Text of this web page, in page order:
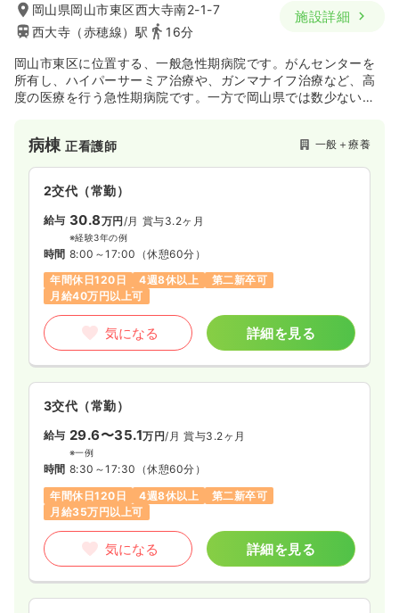
岡山県岡山市東区西大寺南2-1-7
西大寺（赤穂線）駅
16分
施設詳細
岡山市東区に位置する、一般急性期病院です。がんセンターを
所有し、ハイパーサーミア治療や、ガンマナイフ治療など、高
度の医療を行う急性期病院です。一方で岡山県では数少ない緩
病棟正看護師 一般＋療養
2交代（常勤）
給与 30.8万円 /月 賞与3.2ヶ月
※経験3年の例
時間 8:00～17:00 （休憩60分）
年間休日120日
4週8休以上
第二新卒可
月給40万円以上可
気になる 詳細を見る
3交代（常勤）
給与 29.6〜35.1万円/月 賞与3.2ヶ月
※一例
時間 8:30～17:30 （休憩60分）
年間休日120日
4週8休以上
第二新卒可
月給35万円以上可
気になる 詳細を見る